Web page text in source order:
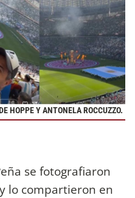
HOPPE Y ANTONELA ROCCUZZO.
se fotografiaron
lo compartieron en